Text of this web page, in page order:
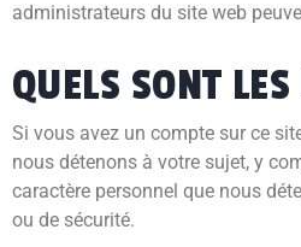
administrateurs du site web
QUELS SONT
Si vous avez un compte sur ce
nous détenons à votre sujet, y
caractère personnel que nous
ou de sécurité.